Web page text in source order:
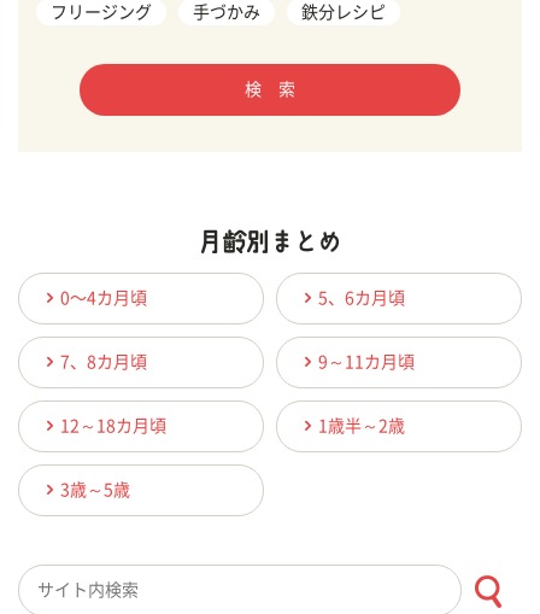
フリージング 手づかみ 鉄分レシピ
検 索
0〜4カ月頃 5、6カ月頃
7、8カ月頃 9～11カ月頃
12～18カ月頃 1歳半～2歳
3歳～5歳
検索キーワード入力